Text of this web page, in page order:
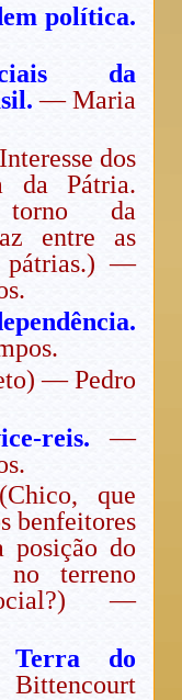
política.
da
— Maria
dos
da Pátria.
da
entre as
pátrias.) —
— Pedro
reis. —
que
benfeitores
posição do
terreno
—
do